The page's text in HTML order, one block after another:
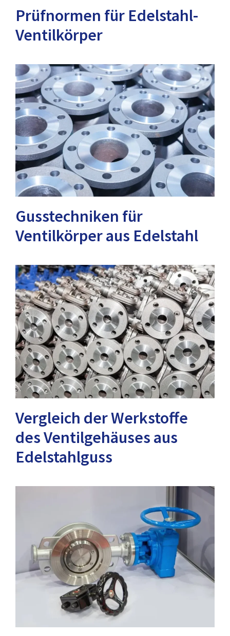
Prüfnormen für Edelstahl-
Ventilkörper
Gusstechniken für
Ventilkörper aus Edelstahl
Vergleich der Werkstoffe
des Ventilgehäuses aus
Edelstahlguss